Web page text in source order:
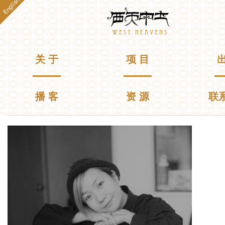
跳
转
到
主
要
内
容
Westheavens
English
主菜单 关 于 项 目
播 客 资 源 联